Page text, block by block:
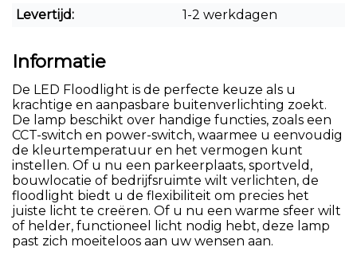
Levertijd:
1-2 werkdagen
Informatie
De LED Floodlight is de perfecte keuze als u
krachtige en aanpasbare buitenverlichting zoekt.
De lamp beschikt over handige functies, zoals een
CCT-switch en power-switch, waarmee u eenvoudig
de kleurtemperatuur en het vermogen kunt
instellen. Of u nu een parkeerplaats, sportveld,
bouwlocatie of bedrijfsruimte wilt verlichten, de
floodlight biedt u de flexibiliteit om precies het
juiste licht te creëren. Of u nu een warme sfeer wilt
of helder, functioneel licht nodig hebt, deze lamp
past zich moeiteloos aan uw wensen aan.